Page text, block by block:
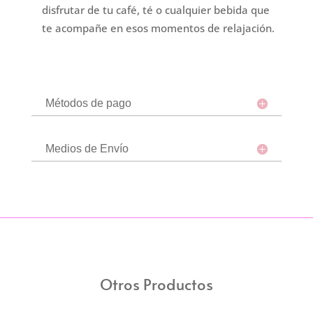
disfrutar de tu café, té o cualquier bebida que
te acompañe en esos momentos de relajación.
Métodos de pago
Medios de Envío
Otros Productos